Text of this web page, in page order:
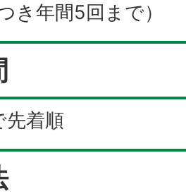
き年間5回まで）
先着順